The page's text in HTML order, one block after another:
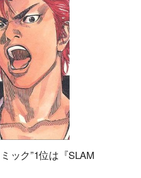
ック”1位は『SLAM